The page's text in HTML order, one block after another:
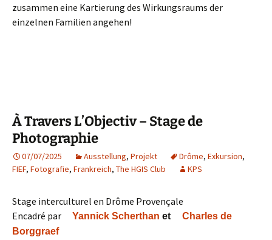
zusammen eine Kartierung des Wirkungsraums der
einzelnen Familien angehen!
À Travers L’Objectiv – Stage de
Photographie
07/07/2025 Ausstellung, Projekt Drôme, Exkursion,
FIEF, Fotografie, Frankreich, The HGIS Club KPS
Stage interculturel en Drôme Provençale
Encadré par
Yannick Scherthan et
Charles de
Borggraef